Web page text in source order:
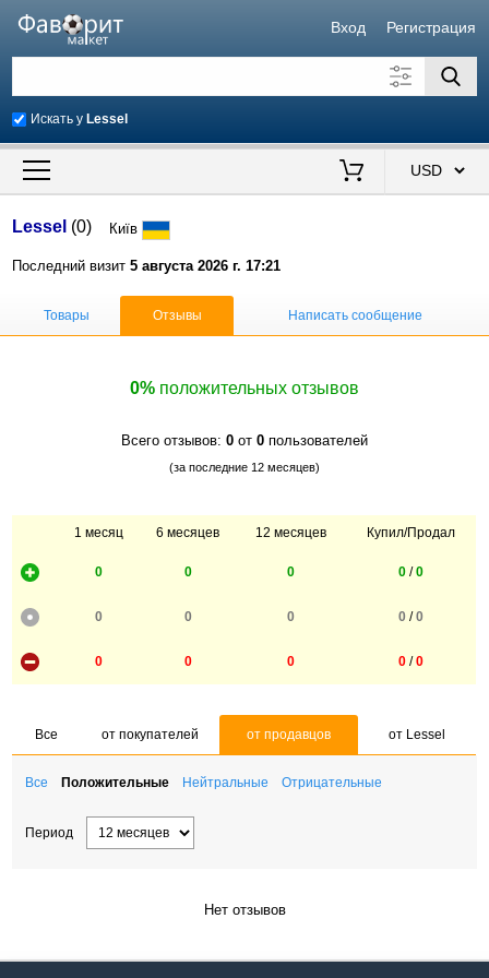
Вход Регистрация
Искать у Lessel
Искать также в описании
Продавец
Lessel (0) Київ
Последний визит5 августа 2026 г. 17:21
Товары Отзывы Написать сообщение
0% положительных отзывов
Всего отзывов: 0 от 0 пользователей
(за последние 12 месяцев)
1 месяц 6 месяцев 12 месяцев Купил/Продал
0 0 0 0/0
0 0 0 0/0
0 0 0 0/0
Все от покупателей от продавцов от Lessel
Все Положительные Нейтральные Отрицательные
Период
Нет отзывов